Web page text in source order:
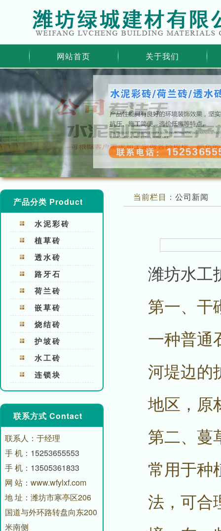
网站首页 关于我们
产品分类 Product
水泥彩砖
植草砖
透水砖
路牙石
荷兰砖
嵌草砖
烧结砖
护坡砖
水工砖
连锁块
联系方式 Contact
联系人：于经理
手 机： 15253655553
手 机： 13505361833
网 站：www.wfylxf.com
地 址：潍坊市寒亭区206
国道与外环路转盘向东200
米南侧
当前栏目： 公司新闻
潍坊水工
第一、干
一种普通
河堤边的
地区，原
第二、蔓
常用于种
法，可合